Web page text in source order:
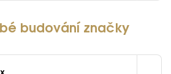
budování značky